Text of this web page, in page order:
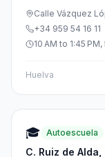
Calle Vázquez
+34 959 54 16 11
10 AM to 1:45
Huelva
🎓 Autoescuela
C. Ruiz de